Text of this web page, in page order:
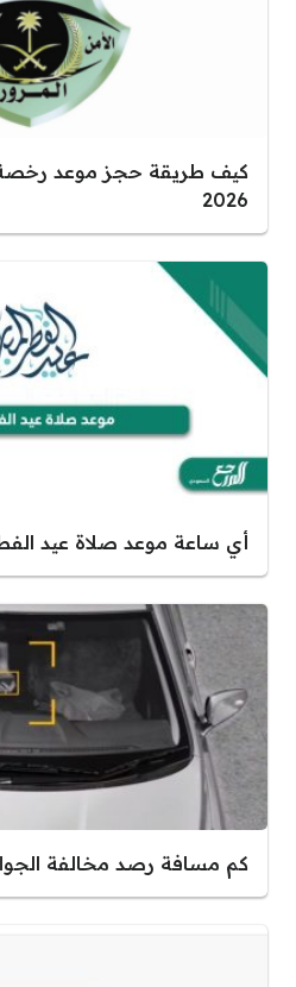
كيف طريقة حجز موعد رخصة
2026
أي ساعة موعد صلاة عيد الفطر الرس
كم مسافة رصد مخالفة الجوال